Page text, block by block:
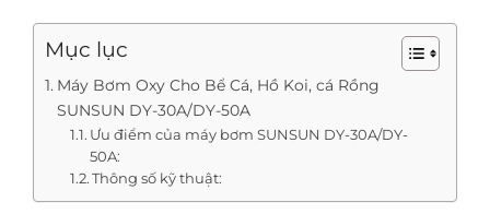
Mục lục
Máy Bơm Oxy Cho Bể Cá, Hồ Koi, cá Rồng
SUNSUN DY-30A/DY-50A
Ưu điểm của máy bơm SUNSUN DY-30A/DY-
50A:
Thông số kỹ thuật: